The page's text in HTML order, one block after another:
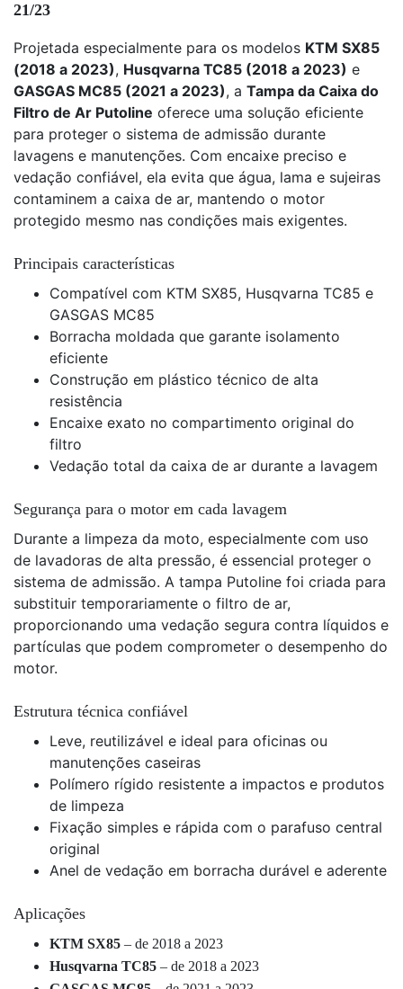
21/23
Projetada especialmente para os modelos KTM SX85
(2018 a 2023), Husqvarna TC85 (2018 a 2023) e
GASGAS MC85 (2021 a 2023), a Tampa da Caixa do
Filtro de Ar Putoline oferece uma solução eficiente
para proteger o sistema de admissão durante
lavagens e manutenções. Com encaixe preciso e
vedação confiável, ela evita que água, lama e sujeiras
contaminem a caixa de ar, mantendo o motor
protegido mesmo nas condições mais exigentes.
Principais características
Compatível com KTM SX85, Husqvarna TC85 e
GASGAS MC85
Borracha moldada que garante isolamento
eficiente
Construção em plástico técnico de alta
resistência
Encaixe exato no compartimento original do
filtro
Vedação total da caixa de ar durante a lavagem
Segurança para o motor em cada lavagem
Durante a limpeza da moto, especialmente com uso
de lavadoras de alta pressão, é essencial proteger o
sistema de admissão. A tampa Putoline foi criada para
substituir temporariamente o filtro de ar,
proporcionando uma vedação segura contra líquidos e
partículas que podem comprometer o desempenho do
motor.
Estrutura técnica confiável
Leve, reutilizável e ideal para oficinas ou
manutenções caseiras
Polímero rígido resistente a impactos e produtos
de limpeza
Fixação simples e rápida com o parafuso central
original
Anel de vedação em borracha durável e aderente
Aplicações
KTM SX85 – de 2018 a 2023
Husqvarna TC85 – de 2018 a 2023